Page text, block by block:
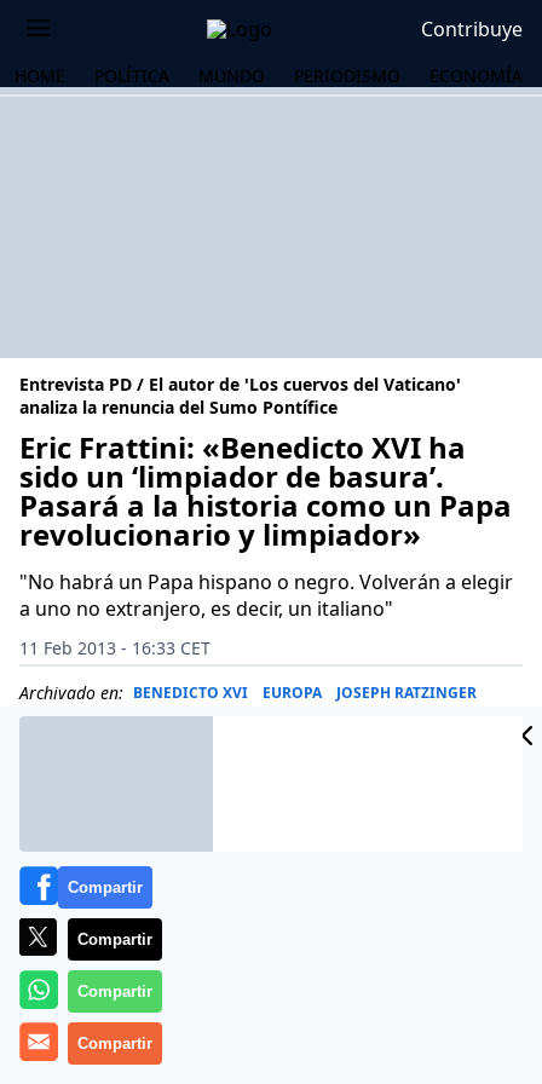
Contribuye
HOME POLÍTICA MUNDO PERIODISMO ECONOMÍA
Entrevista PD / El autor de 'Los cuervos del Vaticano'
analiza la renuncia del Sumo Pontífice
Eric Frattini: «Benedicto XVI ha
sido un ‘limpiador de basura’.
Pasará a la historia como un Papa
revolucionario y limpiador»
"No habrá un Papa hispano o negro. Volverán a elegir
a uno no extranjero, es decir, un italiano"
11 Feb 2013 - 16:33 CET
Archivado en: BENEDICTO XVI EUROPA JOSEPH RATZINGER
Compartir
Compartir
Compartir
Compartir